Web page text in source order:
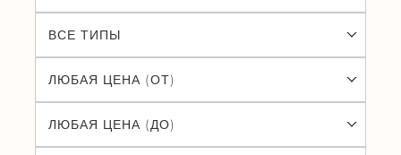
ЛЮБАЯ ЦЕНА (ОТ)
ЛЮБАЯ ЦЕНА (ДО)
ВСЕ ТИПЫ